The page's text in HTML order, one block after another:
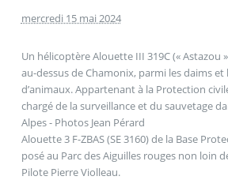
mercredi 15 mai 2024
Un hélicoptère Alouette III 319C (« Astazou
au-dessus de Chamonix, parmi les daims et
d’animaux. Appartenant à la Protection
chargé de la surveillance et du sauvetage
Alpes - Photos Jean Pérard
Alouette 3 F-ZBAS (SE 3160) de la Base
posé au Parc des Aiguilles rouges non loin
Pilote Pierre Violleau.